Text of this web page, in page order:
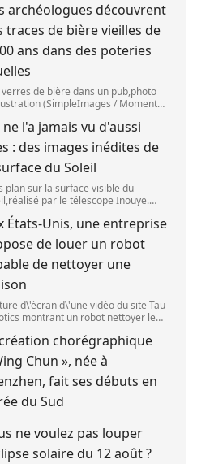
VIDANAGAMA )
archéologues découvrent
traces de bière vieilles de
ans dans des poteries
verres de bière dans un pub,photo
(SimpleImages / Moment
du monde. Les premières
de bière ont été retrouvées ch
ne l'a jamais vu d'aussi
: des images inédites de
du Soleil
plan sur la surface visible du
par le télescope Inouye.
NSO/AURA/MPS) Certains se
peut-être à photographier le
possible l\'éclipse solaire,prévue le
États-Unis, une entreprise
de louer un robot
de nettoyer une
d\'écran d\'une vidéo du site Tau
montrant un robot nettoyer le
chorégraphique
Chun », née à
fait ses débuts en
du Sud
ne voulez pas louper
solaire du 12 août ?